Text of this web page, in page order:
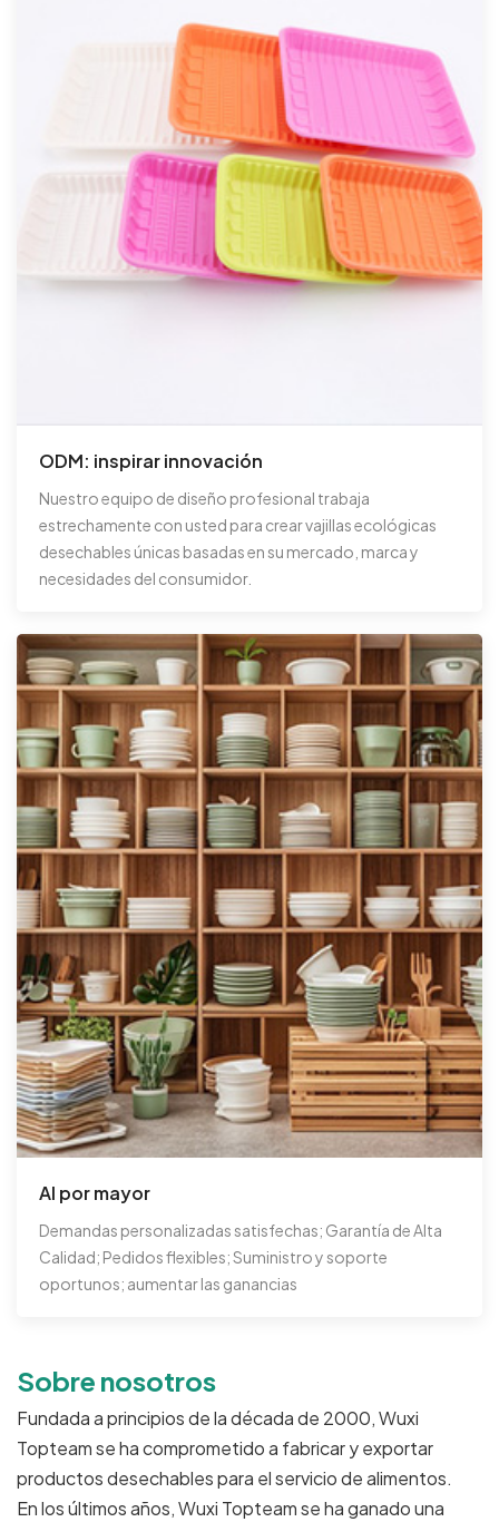
ODM: inspirar innovación
Nuestro equipo de diseño profesional trabaja
estrechamente con usted para crear vajillas ecológicas
desechables únicas basadas en su mercado, marca y
necesidades del consumidor.
Al por mayor
Demandas personalizadas satisfechas; Garantía de Alta
Calidad; Pedidos flexibles; Suministro y soporte
oportunos; aumentar las ganancias
Sobre nosotros
Fundada a principios de la década de 2000, Wuxi
Topteam se ha comprometido a fabricar y exportar
productos desechables para el servicio de alimentos.
En los últimos años, Wuxi Topteam se ha ganado una